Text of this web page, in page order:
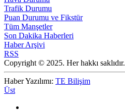
Trafik Durumu
Puan Durumu ve Fikstür
Tüm Manşetler
Son Dakika Haberleri
Haber Arşivi
RSS
Copyright © 2025. Her hakkı saklıdır.
Haber Yazılımı: TE Bilişim
Üst